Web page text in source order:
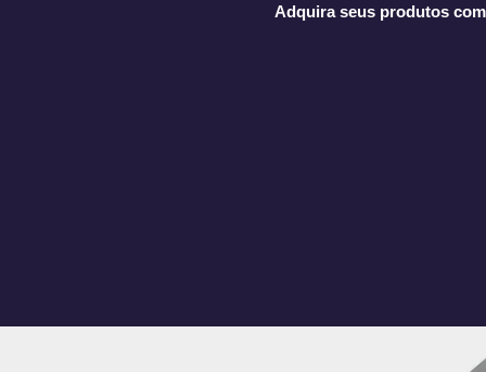
Adquira seus produtos